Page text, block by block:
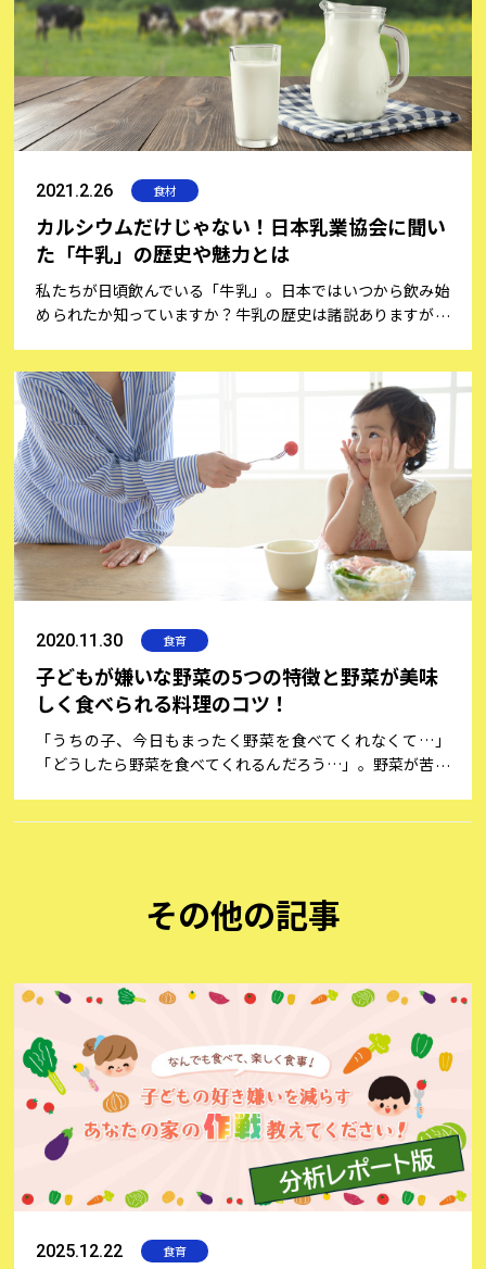
ラ”や、“子どもにおいしく野菜を食べさせるコツ”などにつ
いて伺いました。
2021.2.26 食材
カルシウムだけじゃない！日本乳業協会に聞い
た「牛乳」の歴史や魅力とは
私たちが日頃飲んでいる「牛乳」。日本ではいつから飲み始
められたか知っていますか？牛乳の歴史は諸説ありますが、
ランスよく含み、高い栄養価を持つ牛乳は、当時は薬とさ
れ、大変貴重なものでした。日本で牛乳が広まった歴史や、
生産量の移り変わり、そして目的に合わせたおすすめの飲み
方について、牛乳をよく知る専門家、一般社団法人日本乳業
協会にお話を伺いました。
2020.11.30 食育
子どもが嫌いな野菜の5つの特徴と野菜が美味
しく食べられる料理のコツ！
「うちの子、今日もまったく野菜を食べてくれなくて…」
「どうしたら野菜を食べてくれるんだろう…」。野菜が苦手
したいものです。そこで今回は、子どもが嫌がる野菜の特徴
と、子どもが野菜を少しでも喜んで食べてくれる料理のコツ
その他の記事
2025.12.22 食育